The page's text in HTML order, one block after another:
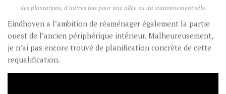
des plantations, d’autres fois pour une allée ou du stationnement vélo.
Eindhoven a l’ambition de réaménager également la partie
ouest de l’ancien périphérique intérieur. Malheureusement,
je n’ai pas encore trouvé de planification concrète de cette
requalification.